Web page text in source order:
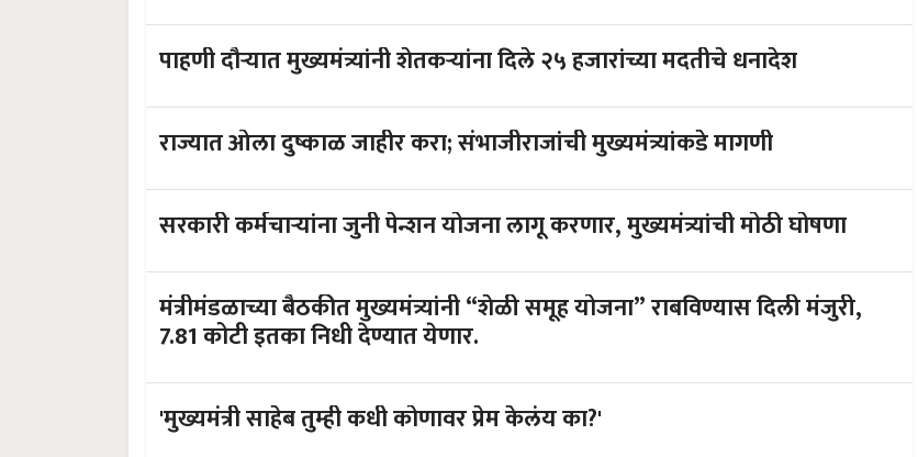
पाहणी दौऱ्यात मुख्यमंत्र्यांनी शेतकऱ्यांना दिले २५ हजारांच्या मदतीचे धनादेश
राज्यात ओला दुष्काळ जाहीर करा; संभाजीराजांची मुख्यमंत्र्यांकडे मागणी
सरकारी कर्मचाऱ्यांना जुनी पेन्शन योजना लागू करणार, मुख्यमंत्र्यांची मोठी घोषणा
मंत्रीमंडळाच्या बैठकीत मुख्यमंत्र्यांनी “शेळी समूह योजना” राबविण्यास दिली मंजुरी,
7.81 कोटी इतका निधी देण्यात येणार.
'मुख्यमंत्री साहेब तुम्ही कधी कोणावर प्रेम केलंय का?'